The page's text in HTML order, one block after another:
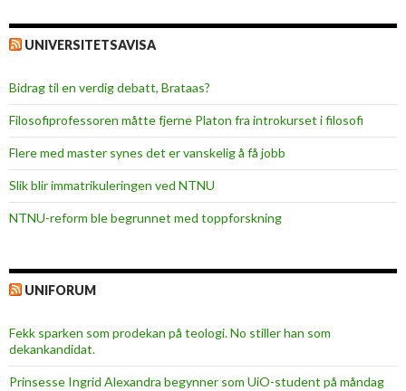
UNIVERSITETSAVISA
Bidrag til en verdig debatt, Brataas?
Filosofiprofessoren måtte fjerne Platon fra introkurset i filosofi
Flere med master synes det er vanskelig å få jobb
Slik blir immatrikuleringen ved NTNU
NTNU-reform ble begrunnet med toppforskning
UNIFORUM
Fekk sparken som prodekan på teologi. No stiller han som
dekankandidat.
Prinsesse Ingrid Alexandra begynner som UiO-student på måndag